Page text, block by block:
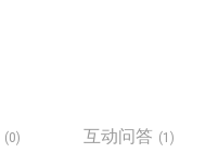
(0) 互动问答 (1)